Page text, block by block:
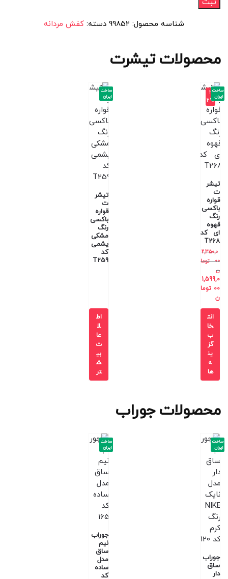
شناسه محصول: 99852 دسته: کفش مردانه
محصولات تیشرت
-3
2%
تیشر
ت
قواره
باکسی
رنگ
قهوه
ای کد
T268
2,350,0
00
توما
ن
1,599,0
00 توما
ن
ساخت
ایران
انت
خا
ب
گز
ین
ه
ها
تیشر
ت
قواره
باکسی
رنگ
مشکی
یشمی
کد
T259
ساخت
ایران
اط
لا
عا
ت
بی
ش
تر
محصولات جوراب
جوراب
ساق
دار
ساخت
ایران
جوراب
نیم
ساق
مدل
ساده
کد
ساخت
ایران